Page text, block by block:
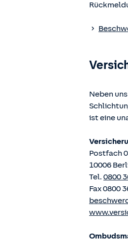
Neben
ist eine
Postfach
10006
Tel. 0800
Fax 0800